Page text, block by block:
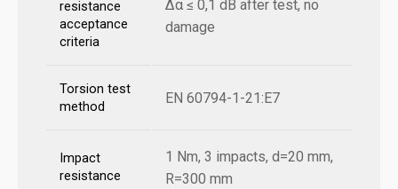
resistance
acceptance
criteria
Δα ≤ 0,1 dB after test, no
damage
Torsion test
method
EN 60794-1-21:E7
Impact
resistance
1 Nm, 3 impacts, d=20 mm,
R=300 mm